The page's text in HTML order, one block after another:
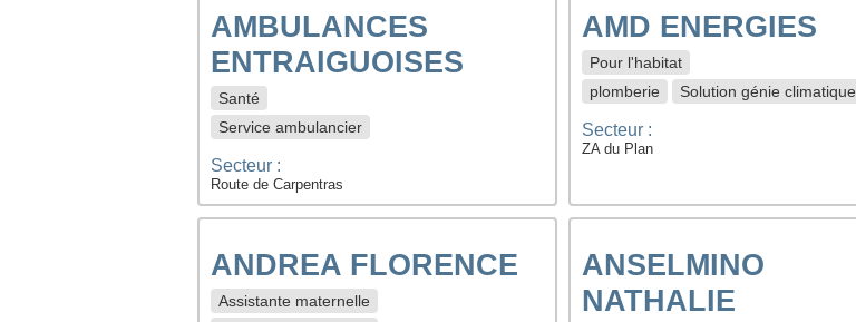
AMBULANCES
ENTRAIGUOISES
Santé
Service ambulancier
Secteur :
Route de Carpentras
AMD ENERGIES
Pour l'habitat
plomberie
Solution génie climatique
Secteur :
ZA du Plan
ANDREA FLORENCE
Assistante maternelle
ANSELMINO
NATHALIE